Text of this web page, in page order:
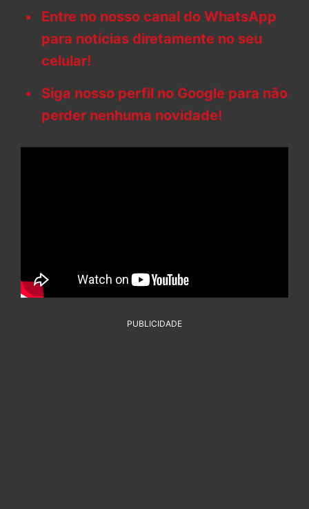
Entre no nosso canal do WhatsApp
para notícias diretamente no seu
celular!
Siga nosso perfil no Google para não
perder nenhuma novidade!
PUBLICIDADE